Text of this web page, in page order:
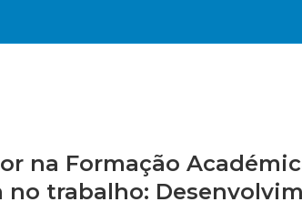
na Formação
no trabalho: